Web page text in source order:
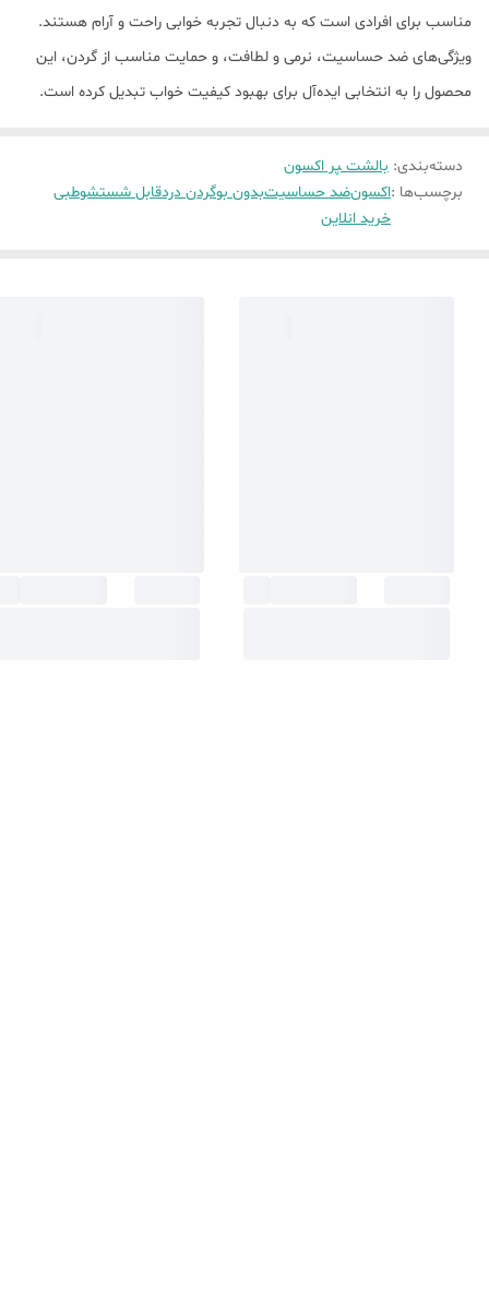
مناسب برای افرادی است که به دنبال تجربه خوابی راحت و آرام هستند.
ویژگی‌های ضد حساسیت، نرمی و لطافت، و حمایت مناسب از گردن، این
محصول را به انتخابی ایده‌آل برای بهبود کیفیت خواب تبدیل کرده است.
دسته‌بندی: بالشت ‍‍‍پر اکسون
برچسب‌ها :اکسونضد حساسیتبدون بوگردن دردقابل شستشوطبی
خرید انلاین